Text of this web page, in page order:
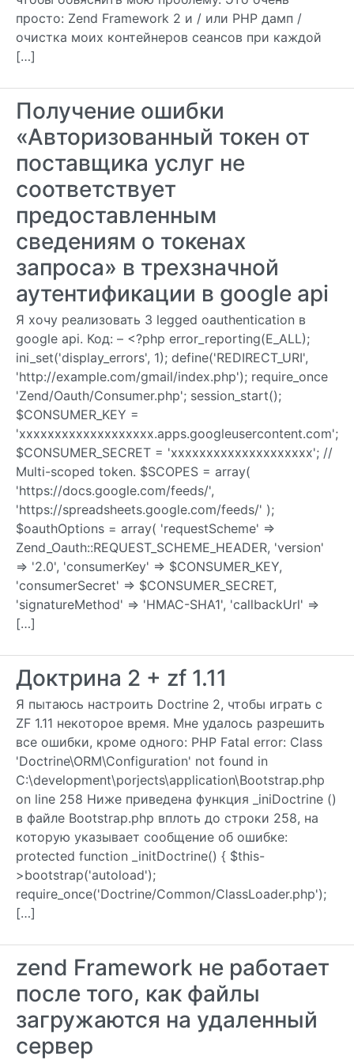
просто: Zend Framework 2 и / или PHP дамп /
очистка моих контейнеров сеансов при каждой
[…]
Получение ошибки
«Авторизованный токен от
поставщика услуг не
соответствует
предоставленным
сведениям о токенах
запроса» в трехзначной
аутентификации в google api
Я хочу реализовать 3 legged oauthentication в
google api. Код: – <?php error_reporting(E_ALL);
ini_set('display_errors', 1); define('REDIRECT_URI',
'http://example.com/gmail/index.php'); require_once
'Zend/Oauth/Consumer.php'; session_start();
$CONSUMER_KEY =
'xxxxxxxxxxxxxxxxxxx.apps.googleusercontent.com';
$CONSUMER_SECRET = 'xxxxxxxxxxxxxxxxxxxx'; //
Multi-scoped token. $SCOPES = array(
'https://docs.google.com/feeds/',
'https://spreadsheets.google.com/feeds/' );
$oauthOptions = array( 'requestScheme' =>
Zend_Oauth::REQUEST_SCHEME_HEADER, 'version'
=> '2.0', 'consumerKey' => $CONSUMER_KEY,
'consumerSecret' => $CONSUMER_SECRET,
'signatureMethod' => 'HMAC-SHA1', 'callbackUrl' =>
[…]
Доктрина 2 + zf 1.11
Я пытаюсь настроить Doctrine 2, чтобы играть с
ZF 1.11 некоторое время. Мне удалось разрешить
все ошибки, кроме одного: PHP Fatal error: Class
'Doctrine\ORM\Configuration' not found in
C:\development\porjects\application\Bootstrap.php
on line 258 Ниже приведена функция _iniDoctrine ()
в файле Bootstrap.php вплоть до строки 258, на
которую указывает сообщение об ошибке:
protected function _initDoctrine() { $this-
>bootstrap('autoload');
require_once('Doctrine/Common/ClassLoader.php');
[…]
zend Framework не работает
после того, как файлы
загружаются на удаленный
сервер